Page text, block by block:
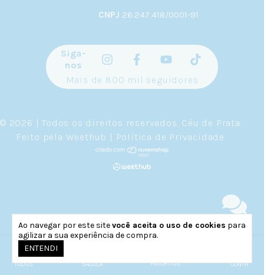
Ao navegar por este sitevocê aceita o uso de cookies para
agilizar a sua experiência de compra.
ENTENDI
TODOS SACOLA FAVORITOS CONTA
CNPJ 26.247.418/0001-91
Siga-
nos
Mais de 800 mil seguidores
© 2026 | Todos os direitos reservados. Céu de Prata.
Feito pela Weethub | Política de Privacidade.